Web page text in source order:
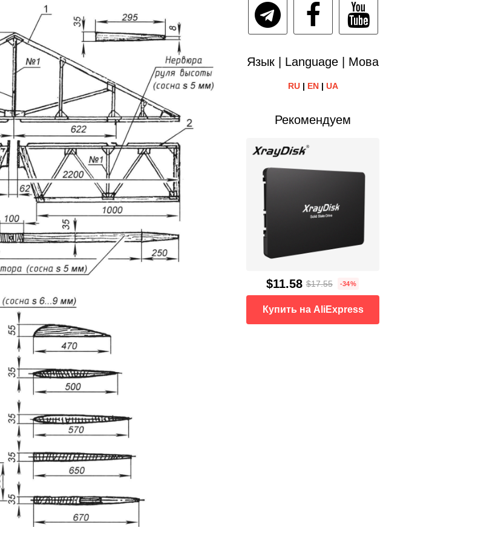
Язык | Language | Мова
RU| EN| UA
Рекомендуем
$11.58 $17.55 -34%
Купить на AliExpress